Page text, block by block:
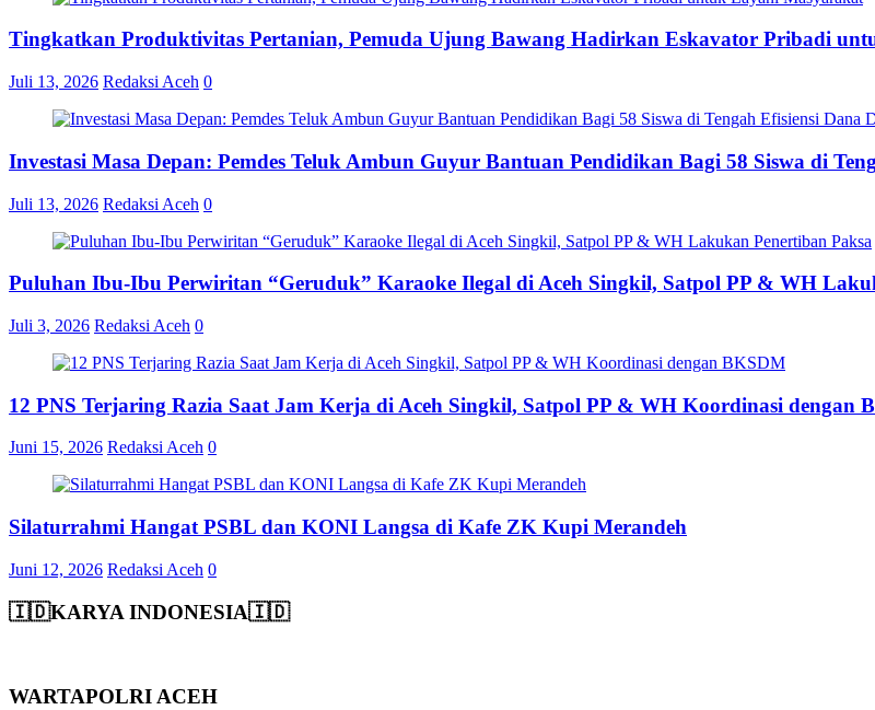
Tingkatkan Produktivitas Pertanian, Pemuda Ujung Bawang Hadirkan Eskavator Pribadi
Juli 13, 2026 Redaksi Aceh 0
Investasi Masa Depan: Pemdes Teluk Ambun Guyur Bantuan Pendidikan Bagi 58 Siswa di
Juli 13, 2026 Redaksi Aceh 0
Puluhan Ibu-Ibu Perwiritan “Geruduk” Karaoke Ilegal di Aceh Singkil, Satpol PP & WH
Juli 3, 2026 Redaksi Aceh 0
12 PNS Terjaring Razia Saat Jam Kerja di Aceh Singkil, Satpol PP & WH Koordinasi dengan
Juni 15, 2026 Redaksi Aceh 0
Silaturrahmi Hangat PSBL dan KONI Langsa di Kafe ZK Kupi Merandeh
Juni 12, 2026 Redaksi Aceh 0
🇮🇩KARYA INDONESIA🇮🇩
WARTAPOLRI ACEH